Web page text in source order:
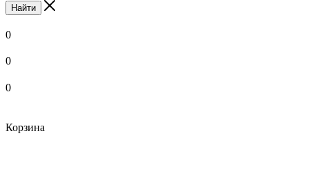
Найти
0
0
0
Корзина